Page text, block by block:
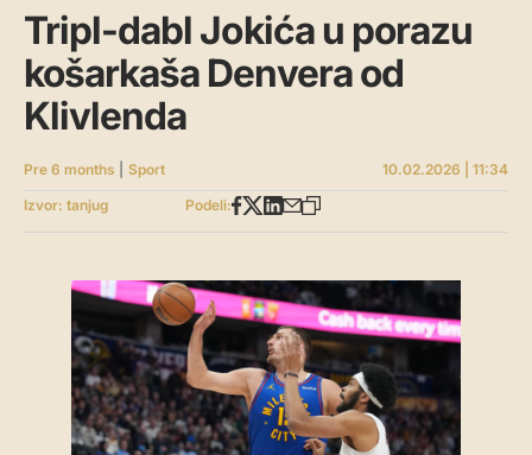
Tripl-dabl Jokića u porazu
košarkaša Denvera od
Klivlenda
Pre 6 months Sport
10.02.2026 | 11:34
Izvor: tanjug
Podeli: